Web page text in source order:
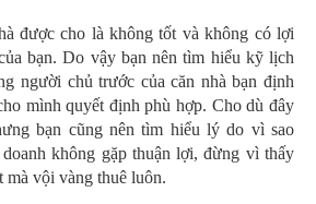
được cho là không tốt và không có lợi
bạn. Do vậy bạn nên tìm hiểu kỹ lịch
người chủ trước của căn nhà bạn định
mình quyết định phù hợp. Cho dù đây
bạn cũng nên tìm hiểu lý do vì sao
không gặp thuận lợi, đừng vì thấy
vội vàng thuê luôn.